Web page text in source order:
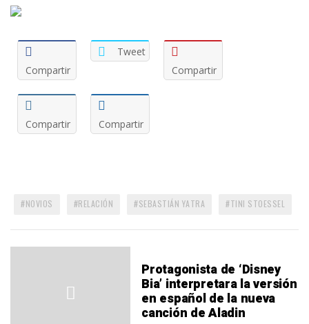
Compartir
Tweet
Compartir
Compartir Compartir
NOVIOS RELACIÓN SEBASTIÁN YATRA TINI STOESSEL
Protagonista de ‘Disney
Bia’ interpretara la versión
en español de la nueva
canción de Aladin